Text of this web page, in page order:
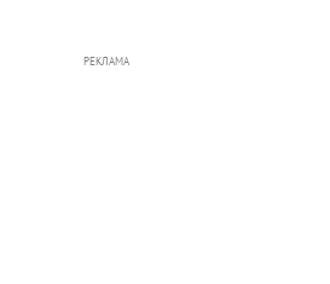
РЕКЛАМА